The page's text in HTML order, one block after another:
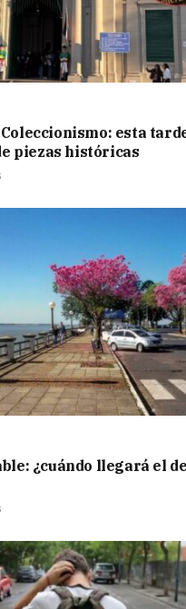
esta
piezas históricas
¿cuándo llegará el